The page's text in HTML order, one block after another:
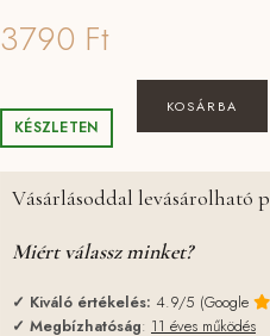
3790 Ft
KÉSZLETEN
KOSÁRBA
Vásárlásoddal levásárolható
Miért válassz minket?
✓ Kiváló értékelés: 4.9/5 (Google
✓ Megbízhatóság: 11 éves működés